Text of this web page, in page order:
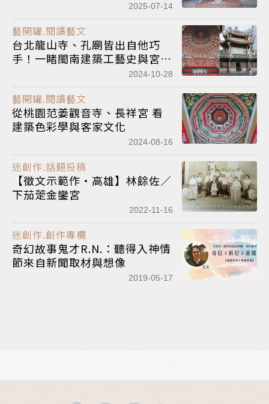
2025-07-14
藝開罐.閱讀藝文
台北龍山寺、孔廟皆出自他巧
手！一睹閩南建築工藝史與宮廟
影響力：清末民初工匠大師王益
2024-10-28
藝開罐.閱讀藝文
從桃園范姜觀音寺、長祥宮 看
建築色彩學與客家文化
2024-08-16
迷創作.話題投稿
【徵文示範作‧高雄】林餘佐／
下茄萣金鑾宮
2022-11-16
迷創作.創作專欄
奇幻故事鬼才R.N.：聽得入神情
節來自新聞取材與想像
2019-05-17